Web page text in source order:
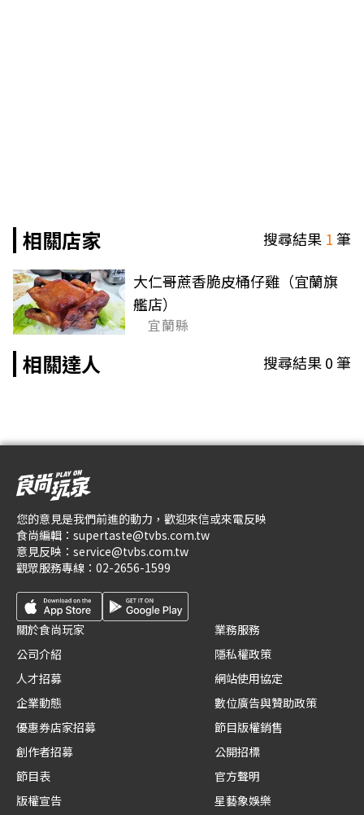
相關店家 搜尋結果 1筆
大仁哥蔗香脆皮桶仔雞（宜蘭旗
艦店）
宜蘭縣
相關達人 搜尋結果0筆
您的意見是我們前進的動力，歡迎來信或來電反映
食尚編輯： supertaste@tvbs.com.tw
意見反映： service@tvbs.com.tw
觀眾服務專線： 02-2656-1599
關於食尚玩家
公司介紹
人才招募
企業動態
優惠券店家招募
創作者招募
節目表
版權宣告
業務服務
隱私權政策
網站使用協定
數位廣告與贊助政策
節目版權銷售
公開招標
官方聲明
星藝象娛樂